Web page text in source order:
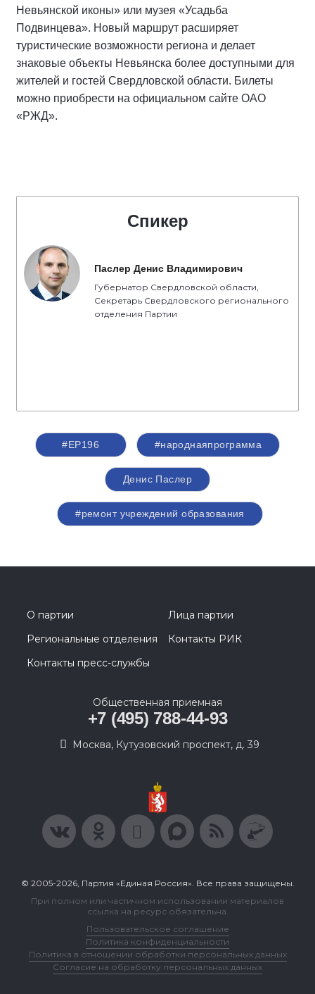
Невьянской иконы» или музея «Усадьба
Подвинцева». Новый маршрут расширяет
туристические возможности региона и делает
знаковые объекты Невьянска более доступными для
жителей и гостей Свердловской области. Билеты
можно приобрести на официальном сайте ОАО
«РЖД».
Спикер
Паслер Денис Владимирович
Губернатор Свердловской области,
Секретарь Свердловского регионального
отделения Партии
#ЕР196 #народнаяпрограмма
Денис Паслер
#ремонт учреждений образования
О партии
Лица партии
Региональные отделения
Контакты РИК
Контакты пресс-службы
Общественная приемная
+7 (495) 788-44-93
Москва, Кутузовский проспект, д. 39
© 2005-2026, Партия «Единая Россия». Все права защищены.
При полном или частичном использовании материалов
ссылка на ресурс обязательна.
Пользовательское соглашение
Политика конфиденциальности
Политика в отношении обработки персональных данных
Согласие на обработку персональных данных